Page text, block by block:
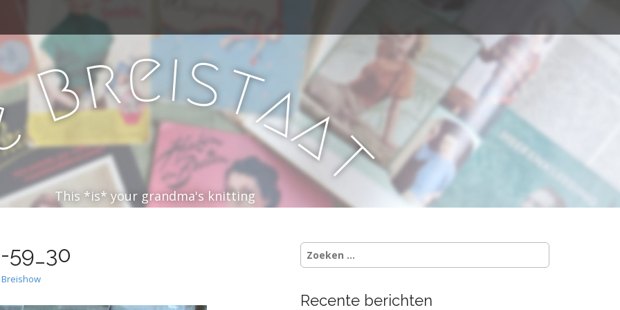
Breista
a
t
This *is* your grandma's knitting
59_30
Zoeken
naar:
Recente berichten